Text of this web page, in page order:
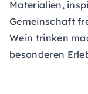
Materialien,
Gemeinschaft
Wein trinken
besonderen